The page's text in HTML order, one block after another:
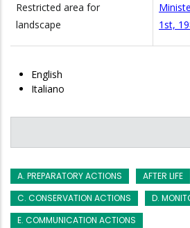
Restricted area for
landscape
1st,
English
Italiano
A. PREPARATORY ACTIONS
AFTER LIFE
C. CONSERVATION ACTIONS
D.
E. COMMUNICATION ACTIONS